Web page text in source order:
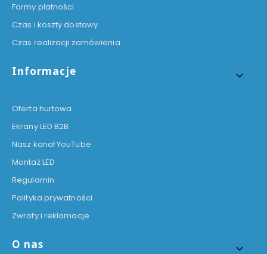
Formy płatności
Czas i koszty dostawy
Czas realizacji zamówienia
Informacje
Oferta hurtowa
Ekrany LED B2B
Nasz kanał YouTube
Montaż LED
Regulamin
Polityka prywatności
Zwroty i reklamacje
O nas